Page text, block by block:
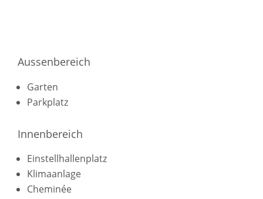
Aussenbereich
Garten
Parkplatz
Innenbereich
Einstellhallenplatz
Klimaanlage
Cheminée